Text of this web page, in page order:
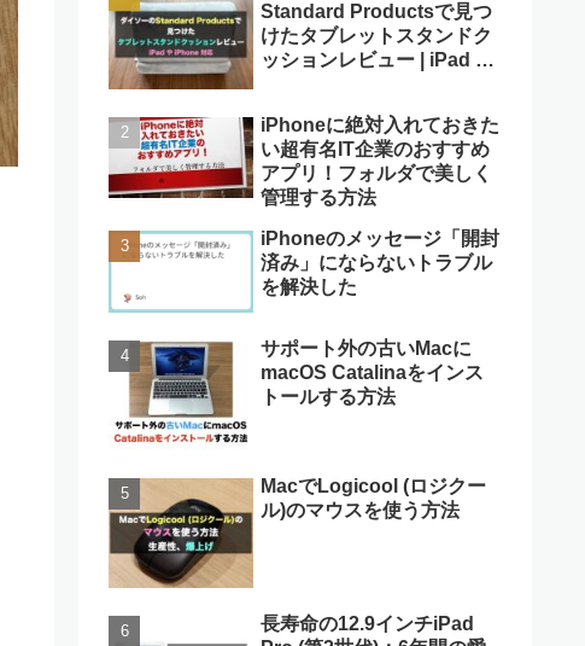
Standard Productsで見つ
けたタブレットスタンドク
ッションレビュー | iPad や
iPhoneに絶対入れておきた
い超有名IT企業のおすすめ
アプリ！フォルダで美しく
管理する方法
iPhoneのメッセージ「開封
済み」にならないトラブル
を解決した
サポート外の古いMacに
macOS Catalinaをインス
トールする方法
MacでLogicool (ロジクー
ル)のマウスを使う方法
長寿命の12.9インチiPad